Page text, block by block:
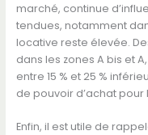
marché, continue
tendues, notamment
locative reste élevée.
dans les zones A bis et
entre 15 % et 25 %
de pouvoir d’achat
Enfin, il est utile de